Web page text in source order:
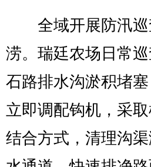
全域开展防汛巡
涝。瑞廷农场日常
石路排水沟淤积堵
立即调配钩机，采
结合方式，清理沟